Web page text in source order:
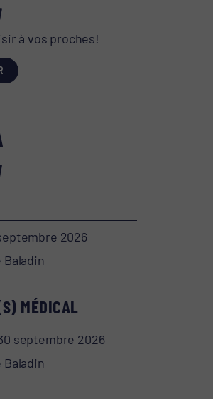
à vos proches!
2026
Baladin
MÉDICAL
septembre 2026
Baladin